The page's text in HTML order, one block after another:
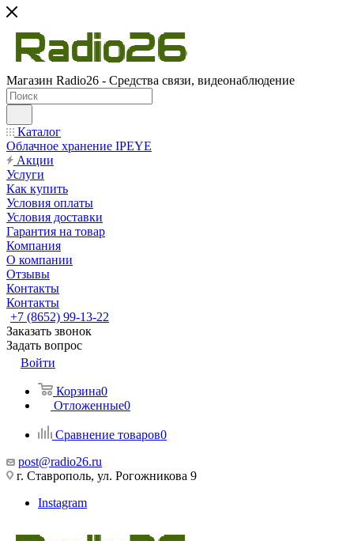
Магазин Radio26 - Средства связи, видеонаблюдение
Каталог
Облачное хранение IPEYE
Акции
Услуги
Как купить
Условия оплаты
Условия доставки
Гарантия на товар
Компания
О компании
Отзывы
Контакты
Контакты
+7 (8652) 99-13-22
Заказать звонок
Задать вопрос
Войти
Корзина0
Отложенные0
Сравнение товаров0
post@radio26.ru
г. Ставрополь, ул. Рогожникова 9
Instagram